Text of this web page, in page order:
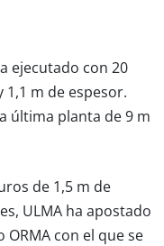
ejecutado con 20
1,1 m de espesor.
última planta de 9 m
de 1,5 m de
ULMA ha apostado
con el que se